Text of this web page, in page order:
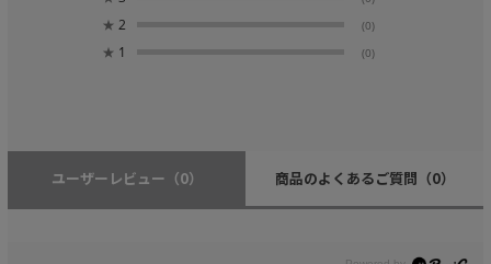
★ 2 (0)
★ 1 (0)
ユーザーレビュー （0） 商品のよくあるご質問 （0）